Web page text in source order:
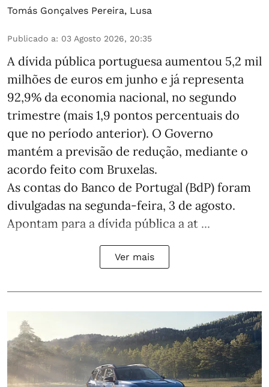
Tomás Gonçalves Pereira, Lusa
Publicado a: 03 Agosto 2026, 20:35
A dívida pública portuguesa aumentou 5,2 mil
milhões de euros em junho e já representa
92,9% da economia nacional, no segundo
trimestre (mais 1,9 pontos percentuais do
que no período anterior). O Governo
mantém a previsão de redução, mediante o
acordo feito com Bruxelas.
As contas do Banco de Portugal (BdP) foram
divulgadas na segunda-feira, 3 de agosto.
Apontam para a dívida pública a at ...
Ver mais